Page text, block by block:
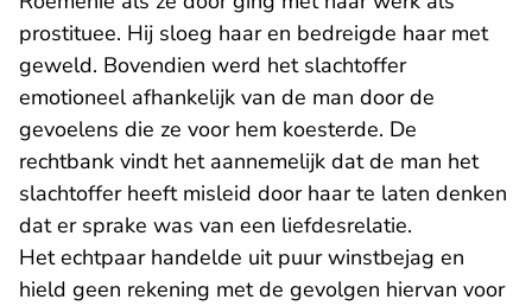
prostituee. Hij sloeg haar en bedreigde haar met
geweld. Bovendien werd het slachtoffer
emotioneel afhankelijk van de man door de
gevoelens die ze voor hem koesterde. De
rechtbank vindt het aannemelijk dat de man het
slachtoffer heeft misleid door haar te laten denken
dat er sprake was van een liefdesrelatie.
Het echtpaar handelde uit puur winstbejag en
hield geen rekening met de gevolgen hiervan voor